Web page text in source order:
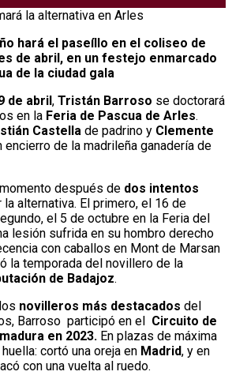
hará el paseíllo en el coliseo de
de abril, en un festejo enmarcado
de la ciudad gala
de abril , Tristán Barroso se doctorará
en la Feria de Pascua de Arles.
Castella de padrino y Clemente
de la madrileña ganadería de
después de dos intentos
la alternativa. El primero, el 16 de
el 5 de octubre en la Feria del
lesión sufrida en su hombro derecho
con caballos en Mont de Marsan
la temporada del novillero de la
de Badajoz.
novilleros más destacados del
Barroso participó en el Circuito de
en 2023. En plazas de máxima
cortó una oreja en Madrid, y en
con una vuelta al ruedo.